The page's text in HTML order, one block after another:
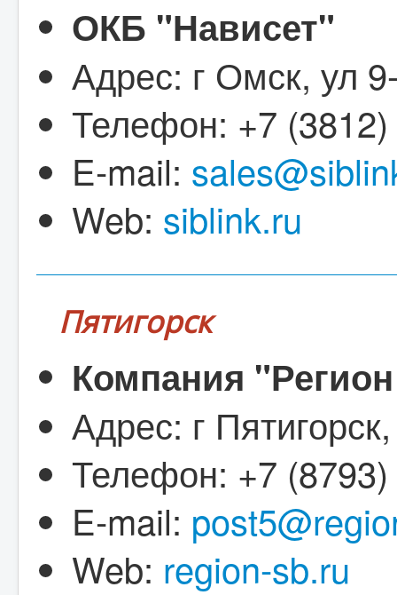
ОКБ "Нависет"
Адрес: г Омск, ул
Телефон: +7
E-mail:
Web: siblink.ru
Пятигорск
Компания
Адрес: г
Телефон: +7
E-mail:
Web: region-sb.ru